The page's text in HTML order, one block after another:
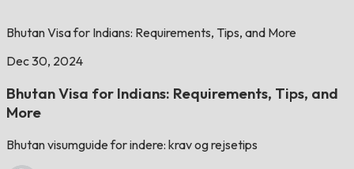
Bhutan Visa for Indians: Requirements, Tips, and More
Dec 30, 2024
Bhutan Visa for Indians: Requirements, Tips, and
More
Bhutan visumguide for indere: krav og rejsetips